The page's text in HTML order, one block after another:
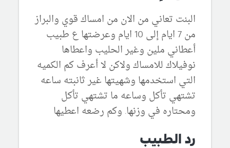
البنت تعاني من الان من امساك قوي والبراز
من 7 ايام إلى 10 ايام وعرضتها ع طبيب
أعطاني ملين وغير الحليب واعطاها
نوفيلاك للامساك ولاكن لا أعرف كم الكميه
التي استخدمها وشهيتها غير ثانبته ساعه
تشتهي تأكل وساعه ما تشتهي تأكل
ومحتاره في وزنها. وكم رضعه اعطيها
رد الطبيب